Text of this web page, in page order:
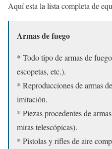
Aquí esta la lista completa de
Armas de fuego
* Todo tipo de armas de
escopetas, etc.).
* Reproducciones de armas
imitación.
* Piezas procedentes de
miras telescópicas).
* Pistolas y rifles de aire